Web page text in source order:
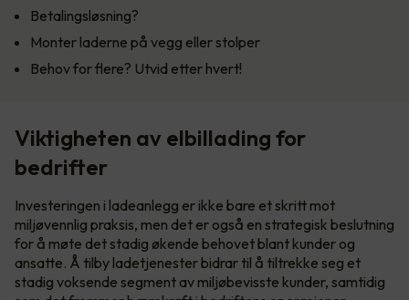
Betalingsløsning?
Monter laderne på vegg eller stolper
Behov for flere? Utvid etter hvert!
Viktigheten av elbillading for
bedrifter
Investeringen i ladeanlegg er ikke bare et skritt mot
miljøvennlig praksis, men det er også en strategisk beslutning
for å møte det stadig økende behovet blant kunder og
ansatte. Å tilby ladetjenester bidrar til å tiltrekke seg et
stadig voksende segment av miljøbevisste kunder, samtidig